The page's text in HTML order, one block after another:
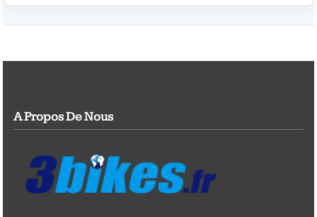
A Propos De Nous